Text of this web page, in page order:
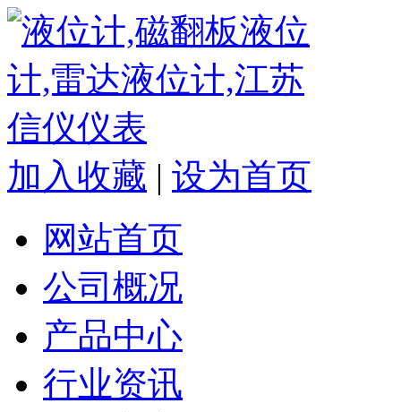
加入收藏 | 设为首页
网站首页
公司概况
产品中心
行业资讯